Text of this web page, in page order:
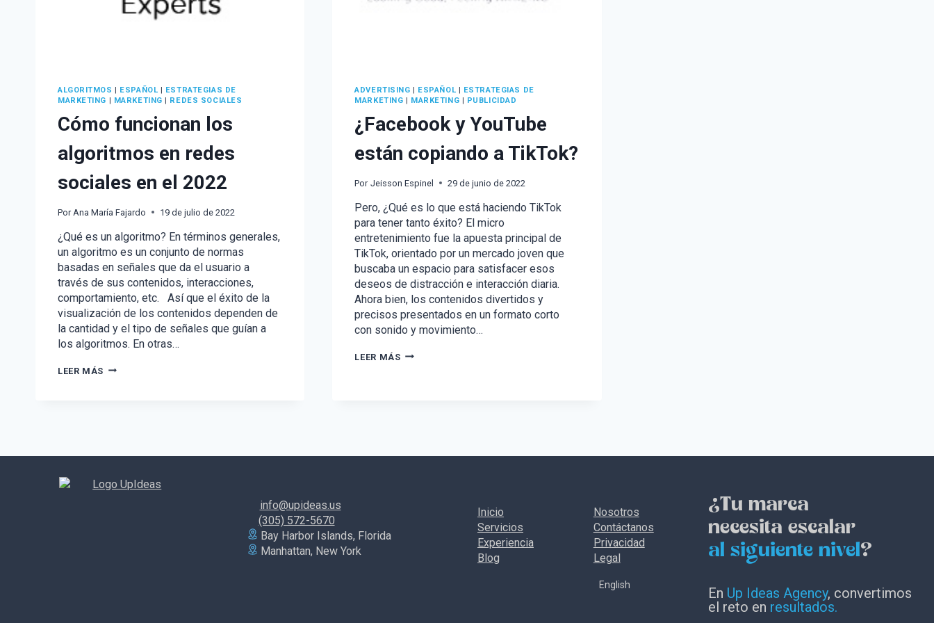
ALGORITMOS ESPAÑOL
ESTRATEGIAS DE
MARKETING
MARKETING REDES SOCIALES
Cómo funcionan los
algoritmos en redes
sociales en el 2022
Por Ana María Fajardo 19 de julio de 2022
¿Qué es un algoritmo? En términos generales,
un algoritmo es un conjunto de normas
basadas en señales que da el usuario a
través de sus contenidos, interacciones,
comportamiento, etc. Así que el éxito de la
visualización de los contenidos dependen de
la cantidad y el tipo de señales que guían a
los algoritmos. En otras…
LEER MÁS CÓMO
ADVERTISING ESPAÑOL
ESTRATEGIAS DE
MARKETING
MARKETING PUBLICIDAD
¿Facebook y YouTube
están copiando a TikTok?
Por Jeisson Espinel 29 de junio de 2022
Pero, ¿Qué es lo que está haciendo TikTok
para tener tanto éxito? El micro
entretenimiento fue la apuesta principal de
TikTok, orientado por un mercado joven que
buscaba un espacio para satisfacer esos
deseos de distracción e interacción diaria.
Ahora bien, los contenidos divertidos y
precisos presentados en un formato corto
con sonido y movimiento…
LEER MÁS¿FACEBOOK
info@upideas.us
(305) 572-5670
Bay Harbor Islands, Florida
Manhattan, New York
Inicio
Servicios
Experiencia
Blog
Nosotros
Contáctanos
Privacidad
Legal
English
¿Tu marca
necesita escalar
al siguiente nivel?
En Up Ideas Agency, convertimos
el reto en resultados.